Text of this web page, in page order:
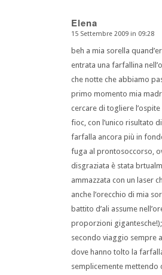
Elena
dice:
15 Settembre 2009 in 09:28
beh a mia sorella
entrata una farfallina
che notte che abbiamo
primo momento mia
cercare di togliere
fioc, con l’unico risultato
farfalla ancora più in
fuga al prontosoccorso,
disgraziata è stata
ammazzata con un laser
anche l’orecchio di mia
battito d’ali assume
proporzioni
secondo viaggio sempre
dove hanno tolto la
semplicemente mettendo